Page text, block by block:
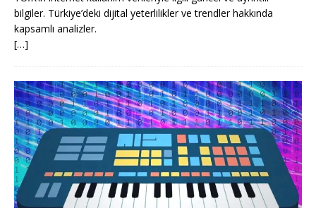
bilgiler. Türkiye’deki dijital yeterlilikler ve trendler hakkında
kapsamlı analizler.
[…]